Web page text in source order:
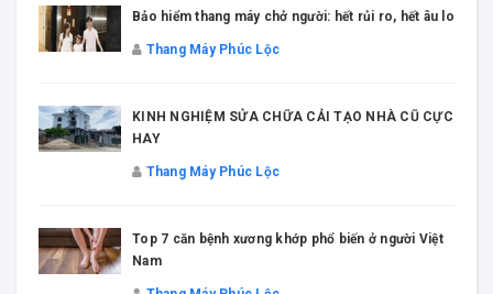
năm 2020
Thang Máy Phúc Lộc
15 bước chuẩn bị trước khi xây ngôi nhà Mơ Ước.
Thang Máy Phúc Lộc